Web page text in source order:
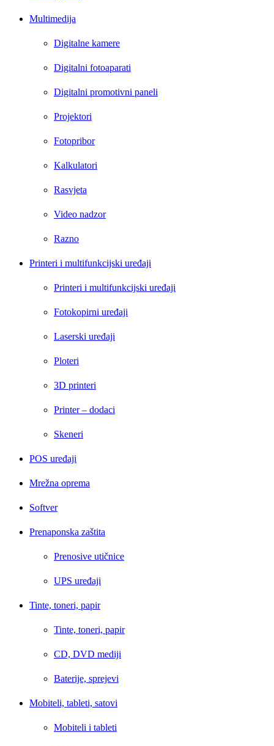
Multimedija
Digitalne kamere
Digitalni fotoaparati
Digitalni promotivni paneli
Projektori
Fotopribor
Kalkulatori
Rasvjeta
Video nadzor
Razno
Printeri i multifunkcijski uređaji
Printeri i multifunkcijski uređaji
Fotokopirni uređaji
Laserski uređaji
Ploteri
3D printeri
Printer – dodaci
Skeneri
POS uređaji
Mrežna oprema
Softver
Prenaponska zaštita
Prenosive utičnice
UPS uređaji
Tinte, toneri, papir
Tinte, toneri, papir
CD, DVD mediji
Baterije, sprejevi
Mobiteli, tableti, satovi
Mobiteli i tableti